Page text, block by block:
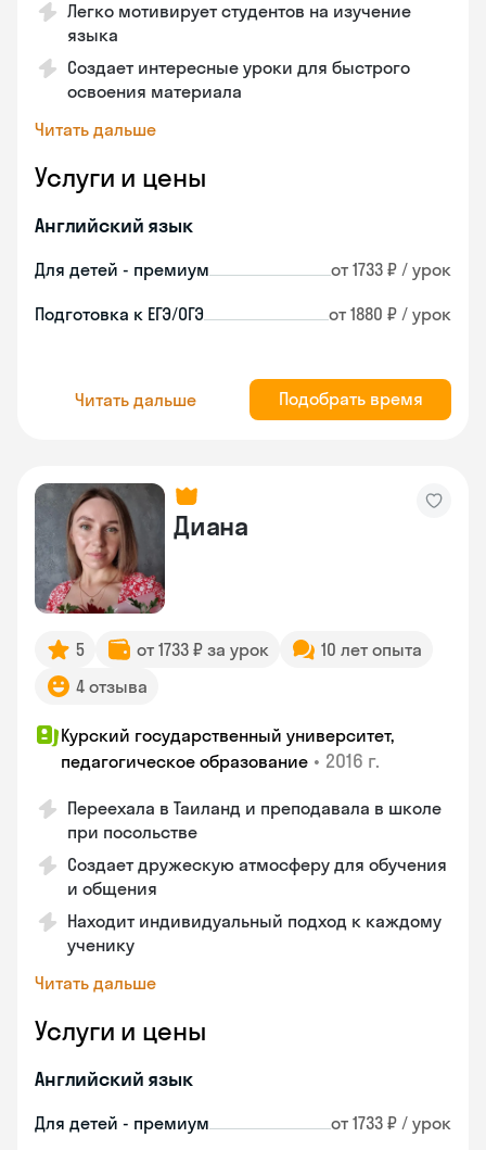
Легко мотивирует студентов на изучение
языка
Создает интересные уроки для быстрого
освоения материала
Читать дальше
Услуги и цены
Английский язык
Для детей - премиум от 1733 ₽ / урок
Подготовка к ЕГЭ/ОГЭ от 1880 ₽ / урок
Читать дальше Подобрать время
Диана
5 от 1733 ₽ за урок
10 лет опыта
4 отзыва
Курский государственный университет,
педагогическое образование • 2016 г.
Переехала в Таиланд и преподавала в школе
при посольстве
Создает дружескую атмосферу для обучения
и общения
Находит индивидуальный подход к каждому
ученику
Читать дальше
Услуги и цены
Английский язык
Для детей - премиум от 1733 ₽ / урок